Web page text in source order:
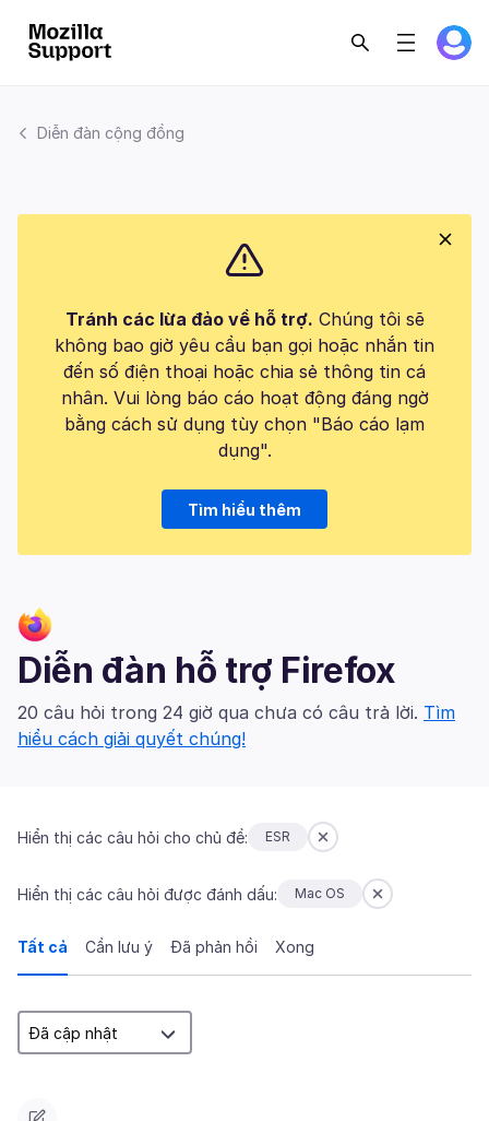
Diễn đàn cộng đồng
Tránh các lừa đảo về hỗ trợ. Chúng tôi sẽ
không bao giờ yêu cầu bạn gọi hoặc nhắn tin
đến số điện thoại hoặc chia sẻ thông tin cá
nhân. Vui lòng báo cáo hoạt động đáng ngờ
bằng cách sử dụng tùy chọn "Báo cáo lạm
dụng".
Tìm hiểu thêm
Diễn đàn hỗ trợ Firefox
20 câu hỏi trong 24 giờ qua chưa có câu trả lời. Tìm
hiểu cách giải quyết chúng!
Hiển thị các câu hỏi cho chủ đề: ESR
Hiển thị các câu hỏi được đánh dấu: Mac OS
Tất cả Cần lưu ý Đã phản hồi Xong